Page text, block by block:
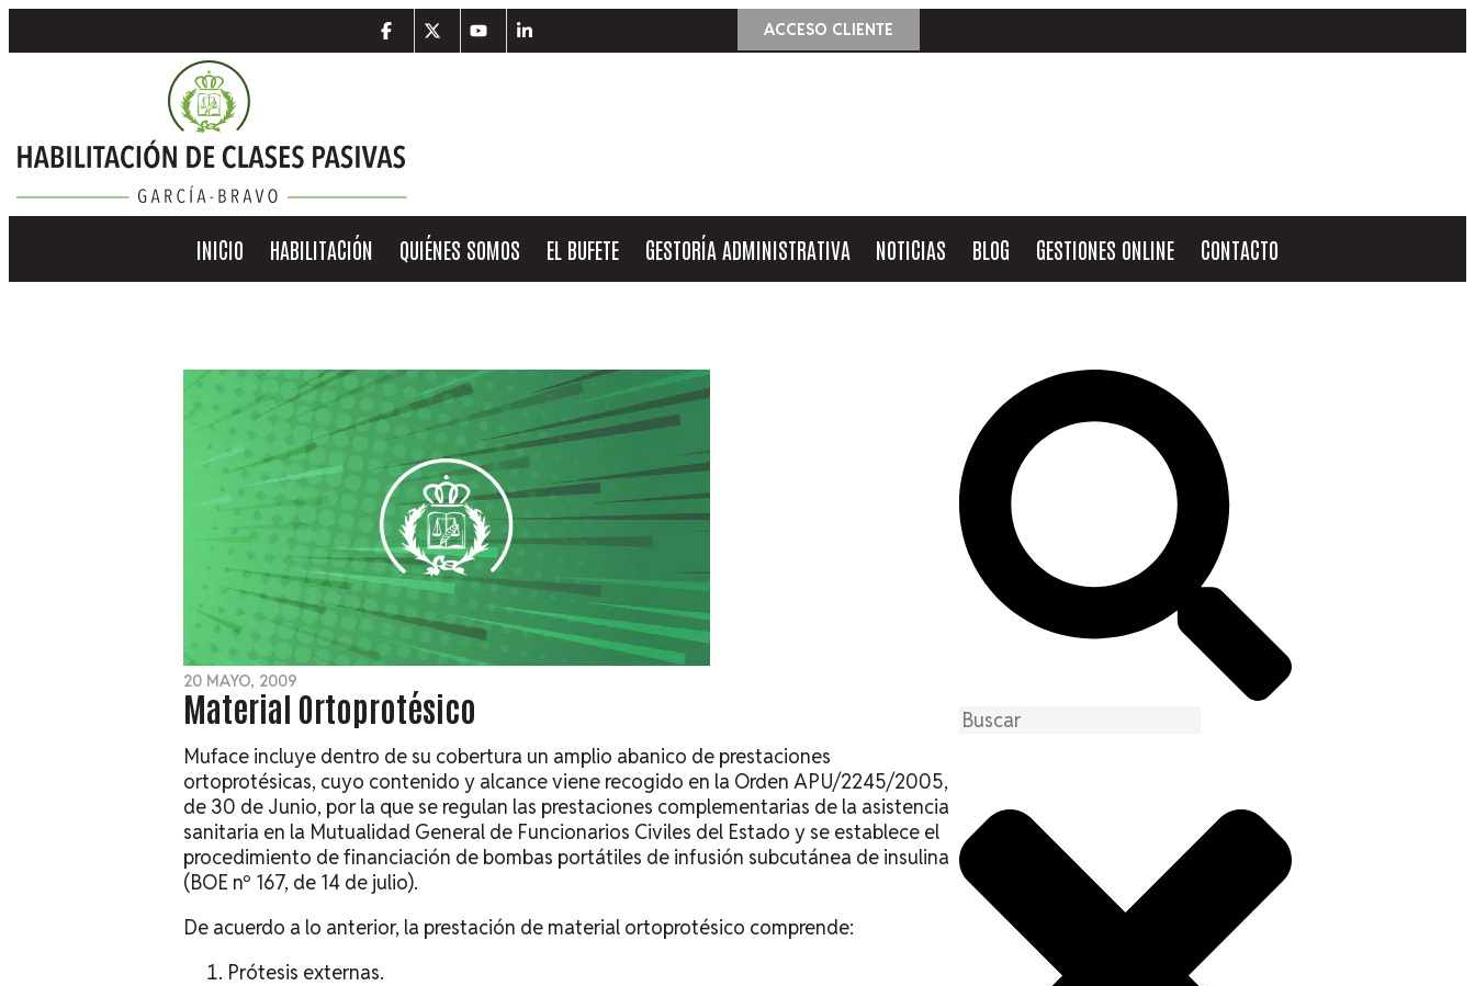
ACCESO CLIENTE
INICIO HABILITACIÓN QUIÉNES SOMOS EL BUFETE GESTORÍA ADMINISTRATIVA NOTICIAS BLOG GESTIONES ONLINE CONTACTO
20 MAYO, 2009
Material Ortoprotésico
Muface incluye dentro de su cobertura un amplio abanico de prestaciones
ortoprotésicas, cuyo contenido y alcance viene recogido en la Orden APU/2245/2005,
de 30 de Junio, por la que se regulan las prestaciones complementarias de la asistencia
sanitaria en la Mutualidad General de Funcionarios Civiles del Estado y se establece el
procedimiento de financiación de bombas portátiles de infusión subcutánea de insulina
(BOE nº 167, de 14 de julio).
De acuerdo a lo anterior, la prestación de material ortoprotésico comprende:
Prótesis externas.